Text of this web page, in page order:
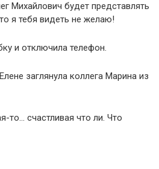
Михайлович будет представлять
я тебя видеть не желаю!
и отключила телефон.
заглянула коллега Марина из
то… счастливая что ли. Что